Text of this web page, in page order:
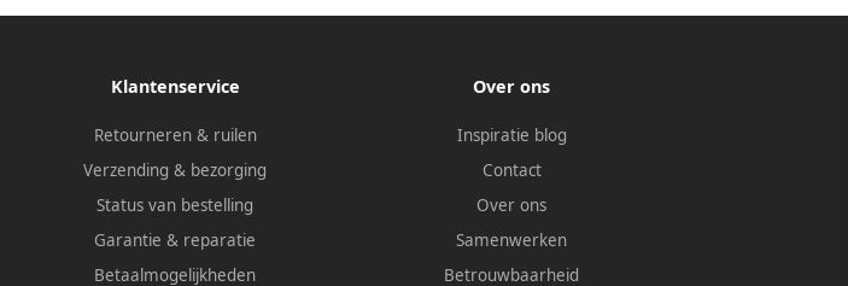
Klantenservice
Retourneren & ruilen
Verzending & bezorging
Status van bestelling
Garantie & reparatie
Betaalmogelijkheden
Over ons
Inspiratie blog
Contact
Over ons
Samenwerken
Betrouwbaarheid